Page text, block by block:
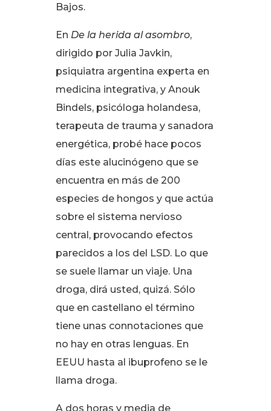
Bajos.
En De la herida al asombro,
dirigido por Julia Javkin,
psiquiatra argentina experta en
medicina integrativa, y Anouk
Bindels, psicóloga holandesa,
terapeuta de trauma y sanadora
energética, probé hace pocos
días este alucinógeno que se
encuentra en más de 200
especies de hongos y que actúa
sobre el sistema nervioso
central, provocando efectos
parecidos a los del LSD. Lo que
se suele llamar un viaje. Una
droga, dirá usted, quizá. Sólo
que en castellano el término
tiene unas connotaciones que
no hay en otras lenguas. En
EEUU hasta al ibuprofeno se le
llama droga.
A dos horas y media de